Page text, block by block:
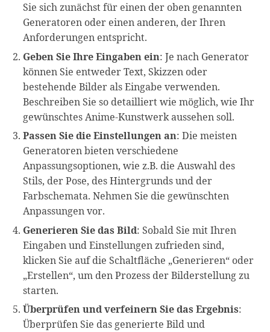
Sie sich zunächst für einen der oben genannten
Generatoren oder einen anderen, der Ihren
Anforderungen entspricht.
Geben Sie Ihre Eingaben ein: Je nach Generator
können Sie entweder Text, Skizzen oder
bestehende Bilder als Eingabe verwenden.
Beschreiben Sie so detailliert wie möglich, wie Ihr
gewünschtes Anime-Kunstwerk aussehen soll.
Passen Sie die Einstellungen an: Die meisten
Generatoren bieten verschiedene
Anpassungsoptionen, wie z.B. die Auswahl des
Stils, der Pose, des Hintergrunds und der
Farbschemata. Nehmen Sie die gewünschten
Anpassungen vor.
Generieren Sie das Bild: Sobald Sie mit Ihren
Eingaben und Einstellungen zufrieden sind,
klicken Sie auf die Schaltfläche „Generieren“ oder
„Erstellen“, um den Prozess der Bilderstellung zu
starten.
Überprüfen und verfeinern Sie das Ergebnis:
Überprüfen Sie das generierte Bild und